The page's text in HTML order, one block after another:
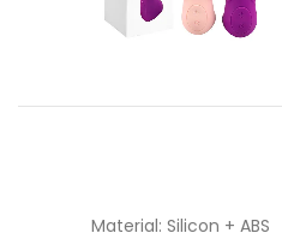
Material: Silicon + ABS